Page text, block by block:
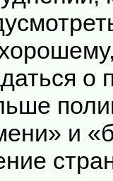
о
и